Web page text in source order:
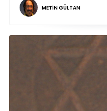
METİN GÜLTAN